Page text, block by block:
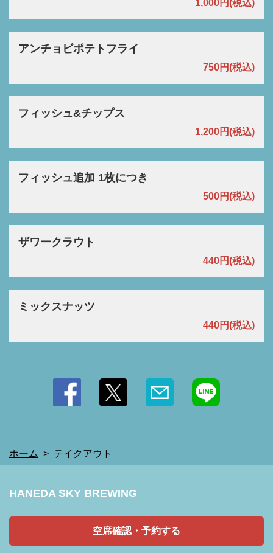
1,000円(税込)
アンチョビポテトフライ
750円(税込)
フィッシュ&チップス
1,200円(税込)
フィッシュ追加 1枚につき
500円(税込)
ザワークラウト
440円(税込)
ミックスナッツ
440円(税込)
ホーム テイクアウト
HANEDA SKY BREWING
空席確認・予約する